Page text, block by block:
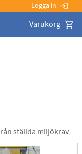
Logga in login
ställda miljökrav